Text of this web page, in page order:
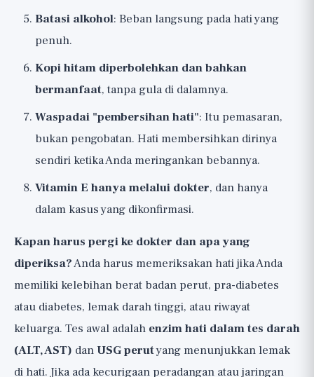
Batasi alkohol: Beban langsung pada hati yang
penuh.
Kopi hitam diperbolehkan dan bahkan
bermanfaat, tanpa gula di dalamnya.
Waspadai "pembersihan hati": Itu pemasaran,
bukan pengobatan. Hati membersihkan dirinya
sendiri ketika Anda meringankan bebannya.
Vitamin E hanya melalui dokter, dan hanya
dalam kasus yang dikonfirmasi.
Kapan harus pergi ke dokter dan apa yang
diperiksa?Anda harus memeriksakan hati jika Anda
memiliki kelebihan berat badan perut, pra-diabetes
atau diabetes, lemak darah tinggi, atau riwayat
keluarga. Tes awal adalah enzim hati dalam tes darah
(ALT, AST) danUSG perutyang menunjukkan lemak
di hati. Jika ada kecurigaan peradangan atau jaringan